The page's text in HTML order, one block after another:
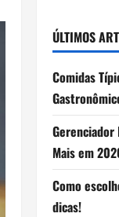
ÚLTIMOS
Comidas
Mais em
Como
dicas!